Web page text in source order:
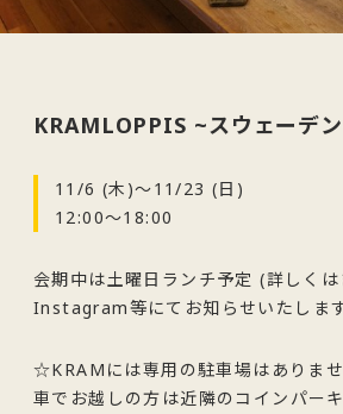
KRAMLOPPIS ~スウェーデ
11/6 (木)〜11/23 (日)
12:00〜18:00
会期中は土曜日ランチ予定 (詳しくは
Instagram等にてお知らせいたしま
☆KRAMには専用の駐車場はありませ
車でお越しの方は近隣のコインパー